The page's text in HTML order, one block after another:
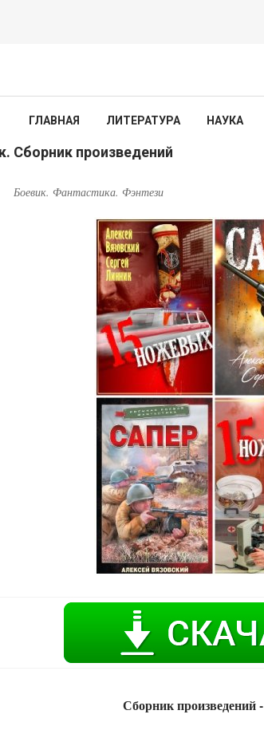
ГЛАВНАЯ ЛИТЕРАТУРА НАУКА
Сборник произведений
Боевик. Фантастика. Фэнтези
Сборник произведений